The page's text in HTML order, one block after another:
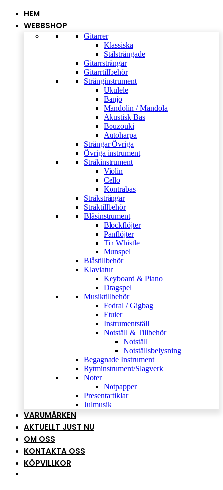
HEM
WEBBSHOP
Gitarrer
Klassiska
Stålsträngade
Gitarrsträngar
Gitarrtillbehör
Stränginstrument
Ukulele
Banjo
Mandolin / Mandola
Akustisk Bas
Bouzouki
Autoharpa
Strängar Övriga
Övriga instrument
Stråkinstrument
Violin
Cello
Kontrabas
Stråksträngar
Stråktillbehör
Blåsinstrument
Blockflöjter
Panflöjter
Tin Whistle
Munspel
Blåstillbehör
Klaviatur
Keyboard & Piano
Dragspel
Musiktillbehör
Fodral / Gigbag
Etuier
Instrumentställ
Notställ & Tillbehör
Notställ
Notställsbelysning
Begagnade Instrument
Rytminstrument/Slagverk
Noter
Notpapper
Presentartiklar
Julmusik
VARUMÄRKEN
AKTUELLT JUST NU
OM OSS
KONTAKTA OSS
KÖPVILLKOR